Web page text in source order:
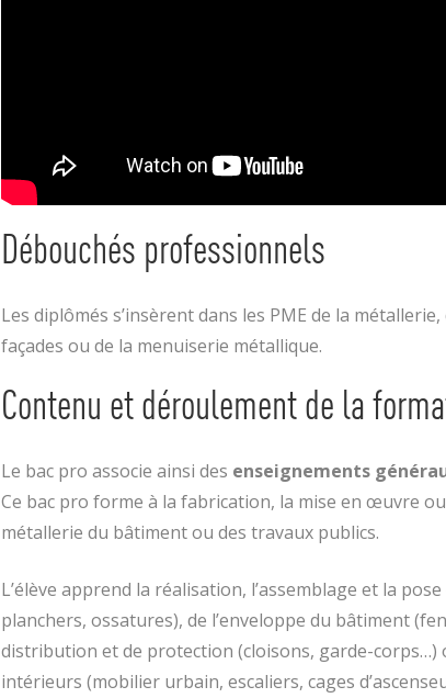
Débouchés professionnels
Les diplômés s’insèrent dans les PME de la
façades ou de la menuiserie métallique.
Contenu et déroulement de la
Le bac pro associe ainsi des enseignements
Ce bac pro forme à la fabrication, la mise en œuvre
métallerie du bâtiment ou des travaux publics.
L’élève apprend la réalisation, l’assemblage et la
planchers, ossatures), de l’enveloppe du bâtiment
distribution et de protection (cloisons, garde-corps…)
intérieurs (mobilier urbain, escaliers, cages